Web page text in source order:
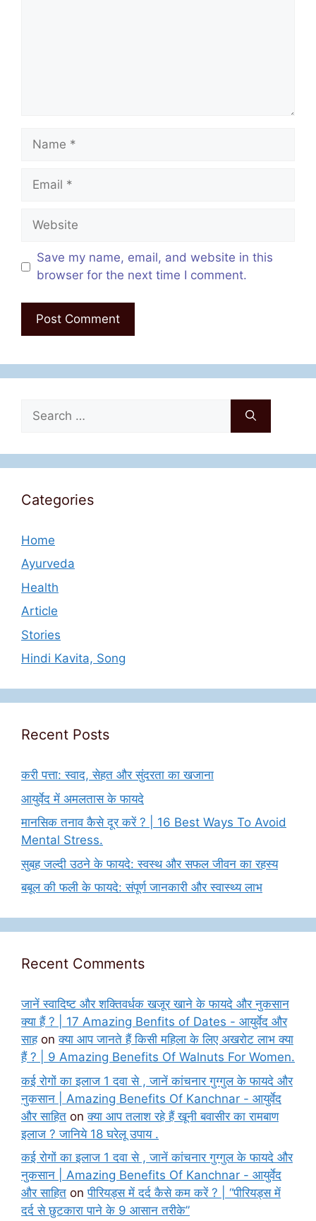
Name
Email
Website
Save my name, email, and website in this
browser for the next time I comment.
for:
Categories
Home
Ayurveda
Health
Article
Stories
Hindi Kavita, Song
Recent Posts
करी पत्ता: स्वाद, सेहत और सुंदरता का खजाना
आयुर्वेद में अमलतास के फायदे
मानसिक तनाव कैसे दूर करें ? | 16 Best Ways To Avoid
Mental Stress.
सुबह जल्दी उठने के फायदे: स्वस्थ और सफल जीवन का रहस्य
बबूल की फली के फायदे: संपूर्ण जानकारी और स्वास्थ्य लाभ
Recent Comments
जानें स्वादिष्ट और शक्तिवर्धक खजूर खाने के फायदे और नुकसान
क्या हैं ? | 17 Amazing Benfits of Dates - आयुर्वेद और
साहonक्या आप जानते हैं किसी महिला के लिए अखरोट लाभ क्या
हैं ? | 9 Amazing Benefits Of Walnuts For Women.
कई रोगों का इलाज 1 दवा से , जानें कांचनार गुग्गुल के फायदे और
नुकसान | Amazing Benefits Of Kanchnar - आयुर्वेद
और साहित onक्या आप तलाश रहे हैं खूनी बवासीर का रामबाण
इलाज ? जानिये 18 घरेलू उपाय .
कई रोगों का इलाज 1 दवा से , जानें कांचनार गुग्गुल के फायदे और
नुकसान | Amazing Benefits Of Kanchnar - आयुर्वेद
और साहित onपीरियड्स में दर्द कैसे कम करें ? | “पीरियड्स में
दर्द से छुटकारा पाने के 9 आसान तरीके”